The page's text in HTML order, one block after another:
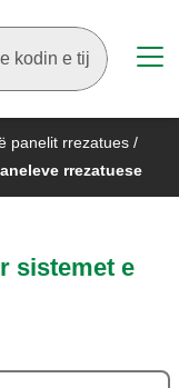
panelit rrezatues /
rrezatuese
sistemet e